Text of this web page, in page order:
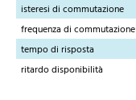
isteresi di commutazione
frequenza di commutazione
tempo di risposta
ritardo disponibilità